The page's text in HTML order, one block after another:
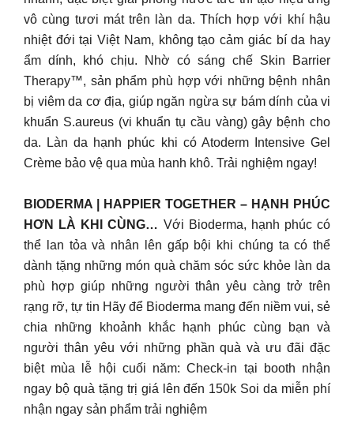
vô cùng tươi mát trên làn da. Thích hợp với khí hậu
nhiệt đới tại Việt Nam, không tạo cảm giác bí da hay
ẩm dính, khó chịu. Nhờ có sáng chế Skin Barrier
Therapy™, sản phẩm phù hợp với những bệnh nhân
bị viêm da cơ địa, giúp ngăn ngừa sự bám dính của vi
khuẩn S.aureus (vi khuẩn tụ cầu vàng) gây bệnh cho
da. Làn da hạnh phúc khi có Atoderm Intensive Gel
Crème bảo vệ qua mùa hanh khô. Trải nghiệm ngay!
BIODERMA | HAPPIER TOGETHER – HẠNH PHÚC
HƠN LÀ KHI CÙNG… Với Bioderma, hạnh phúc có
thể lan tỏa và nhân lên gấp bội khi chúng ta có thể
dành tặng những món quà chăm sóc sức khỏe làn da
phù hợp giúp những người thân yêu càng trở trên
rạng rỡ, tự tin Hãy để Bioderma mang đến niềm vui, sẻ
chia những khoảnh khắc hạnh phúc cùng bạn và
người thân yêu với những phần quà và ưu đãi đặc
biệt mùa lễ hội cuối năm: Check-in tại booth nhận
ngay bộ quà tặng trị giá lên đến 150k Soi da miễn phí
nhận ngay sản phẩm trải nghiệm